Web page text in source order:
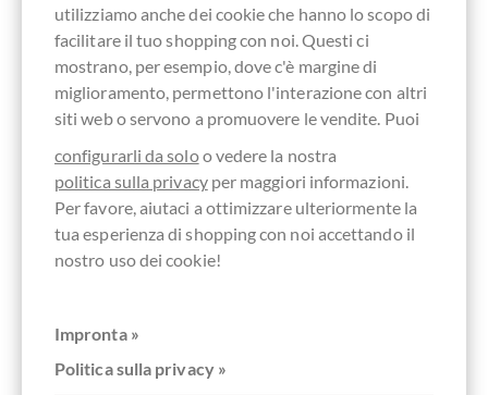
utilizziamo anche dei cookie che hanno lo scopo di
facilitare il tuo shopping con noi. Questi ci
mostrano, per esempio, dove c'è margine di
miglioramento, permettono l'interazione con altri
siti web o servono a promuovere le vendite. Puoi
configurarli da soloo vedere la nostra
politica sulla privacyper maggiori informazioni.
Per favore, aiutaci a ottimizzare ulteriormente la
tua esperienza di shopping con noi accettando il
nostro uso dei cookie!
Impronta »
Politica sulla privacy »